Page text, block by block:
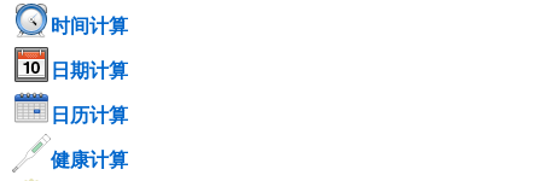
时间计算
日期计算
日历计算
健康计算